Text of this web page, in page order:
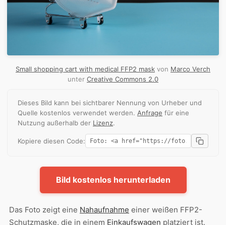
Small shopping cart with medical FFP2 mask von Marco Verch
unter Creative Commons 2.0
Dieses Bild kann bei sichtbarer Nennung von Urheber und
Quelle kostenlos verwendet werden. Anfrage für eine
Nutzung außerhalb der Lizenz.
Kopiere diesen Code:
Bild kostenlos herunterladen
Das Foto zeigt eine Nahaufnahme einer weißen FFP2-
Schutzmaske, die in einem Einkaufswagen platziert ist.